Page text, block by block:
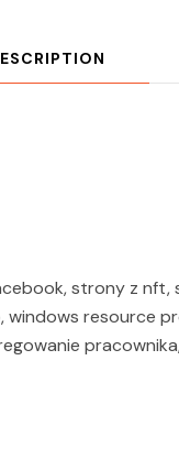
strony z nft,
windows resource